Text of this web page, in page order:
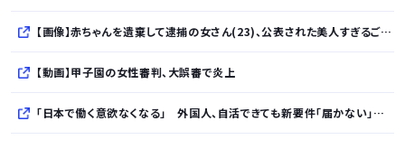
【画像】赤ちゃんを遺棄して逮捕の女さん(23)、公表された美人すぎるご尊顔がこちら⇒ｗｗｗｗｗｗｗｗｗｗ
【動画】甲子園の女性審判、大誤審で炎上
「日本で働く意欲なくなる」 外国人、自活できても新要件「届かない」…永住許可厳格化で「日本離れ」か